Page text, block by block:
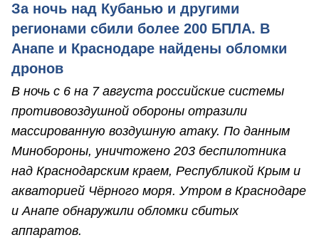
За ночь над Кубанью и другими
регионами сбили более 200 БПЛА. В
Анапе и Краснодаре найдены обломки
дронов
В ночь с 6 на 7 августа российские системы
противовоздушной обороны отразили
массированную воздушную атаку. По данным
Минобороны, уничтожено 203 беспилотника
над Краснодарским краем, Республикой Крым и
акваторией Чёрного моря. Утром в Краснодаре
и Анапе обнаружили обломки сбитых
аппаратов.